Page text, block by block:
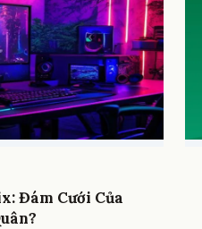
Đám Cưới Của